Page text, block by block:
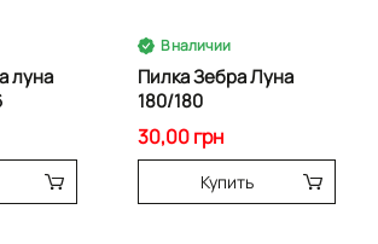
луна
В наличии
Пилка Зебра Луна
180/180
30,00 грн
Купить